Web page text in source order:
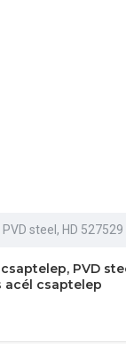
steel, HD 527529
PVD
acél csaptelep